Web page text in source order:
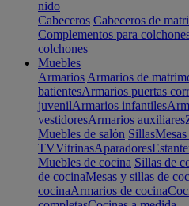
nido
Cabeceros Cabeceros de
Complementos para
colchones
Muebles
Armarios Armarios de
batientesArmarios puertas
juvenilArmarios infantiles
vestidoresArmarios auxiliares
Muebles de salón Sillas
TVVitrinasAparadores
Muebles de cocina Sillas de
de cocinaMesas y sillas de
cocinaArmarios de cocina